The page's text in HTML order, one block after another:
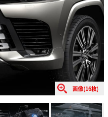
画像(16枚)